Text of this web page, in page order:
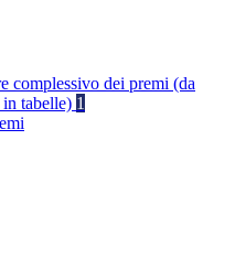
complessivo dei premi (da
tabelle) 1